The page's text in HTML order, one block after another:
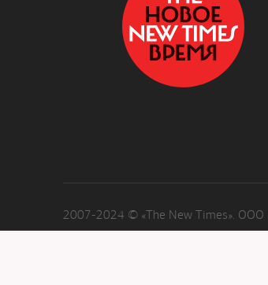
2007-2024 © «The New Times». ООО